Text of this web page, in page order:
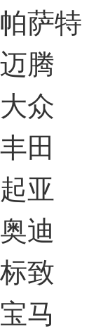
帕萨特
迈腾
大众
丰田
起亚
奥迪
标致
宝马